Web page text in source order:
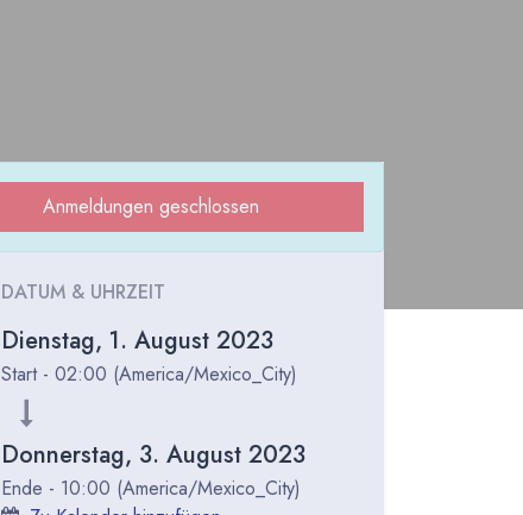
Anmeldungen geschlossen
DATUM & UHRZEIT
Dienstag, 1. August 2023
Start - 02:00 (America/Mexico_City)
Donnerstag, 3. August 2023
Ende - 10:00 (America/Mexico_City)